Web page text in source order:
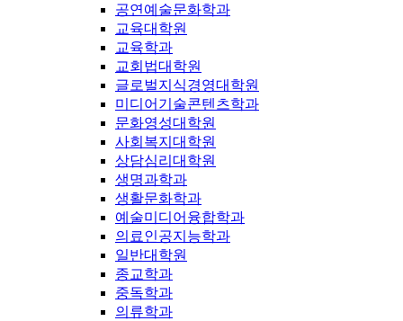
공연예술문화학과
교육대학원
교육학과
교회법대학원
글로벌지식경영대학원
미디어기술콘텐츠학과
문화영성대학원
사회복지대학원
상담심리대학원
생명과학과
생활문화학과
예술미디어융합학과
의료인공지능학과
일반대학원
종교학과
중독학과
의류학과